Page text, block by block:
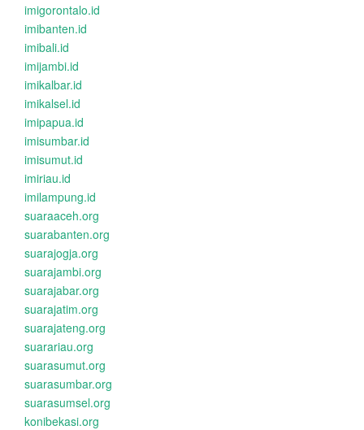
imigorontalo.id
imibanten.id
imibali.id
imijambi.id
imikalbar.id
imikalsel.id
imipapua.id
imisumbar.id
imisumut.id
imiriau.id
imilampung.id
suaraaceh.org
suarabanten.org
suarajogja.org
suarajambi.org
suarajabar.org
suarajatim.org
suarajateng.org
suarariau.org
suarasumut.org
suarasumbar.org
suarasumsel.org
konibekasi.org